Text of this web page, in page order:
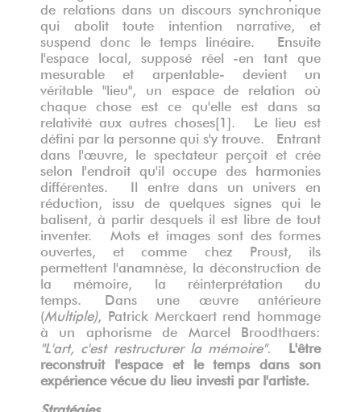
de relations dans un discours synchronique
qui abolit toute intention narrative, et
suspend donc le temps linéaire. Ensuite
l'espace local, supposé réel -en tant que
mesurable et arpentable- devient un
véritable "lieu", un espace de relation où
chaque chose est ce qu'elle est dans sa
relativité aux autres choses [1] . Le lieu est
défini par la personne qui s'y trouve. Entrant
dans l'œuvre, le spectateur perçoit et crée
selon l'endroit qu'il occupe des harmonies
différentes. Il entre dans un univers en
réduction, issu de quelques signes qui le
balisent, à partir desquels il est libre de tout
inventer. Mots et images sont des formes
ouvertes, et comme chez Proust, ils
permettent l'anamnèse, la déconstruction de
la mémoire, la réinterprétation du
temps. Dans une œuvre antérieure
( Multiple) , Patrick Merckaert rend hommage
à un aphorisme de Marcel Broodthaers:
"L'art, c'est restructurer la mémoire". L'être
reconstruit l'espace et le temps dans son
expérience vécue du lieu investi par l'artiste.
Stratégies.